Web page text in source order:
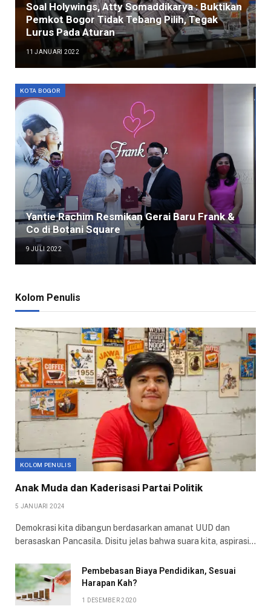
Soal Holywings, Atty Somaddikarya : Buktikan
Pemkot Bogor Tidak Tebang Pilih, Tegak
Lurus Pada Aturan
11 JANUARI 2022
KOTA BOGOR
Yantie Rachim Resmikan Gerai Baru Frank &
Co di Botani Square
9 JULI 2022
Kolom Penulis
KOLOM PENULIS
Anak Muda dan Kaderisasi Partai Politik
5 JANUARI 2024
Demokrasi kita dibangun berdasarkan amanat UUD dan
berasaskan Pancasila. Disitu jelas bahwa suara kita, aspirasi…
Pembebasan Biaya Pendidikan, Sesuai
Harapan Kah?
1 DESEMBER 2020